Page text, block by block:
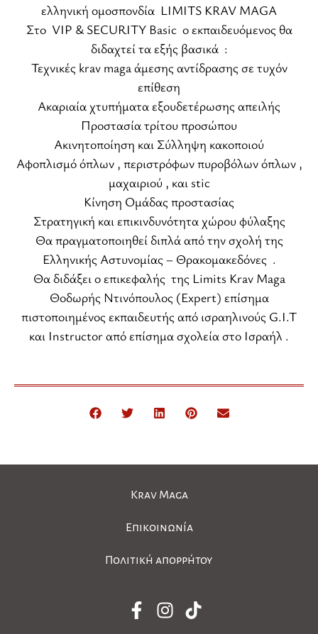
ελληνική ομοσπονδία LIMITS KRAV MAGA
Στο VIP & SECURITY Basic ο εκπαιδευόμενος θα
διδαχτεί τα εξής βασικά :
Τεχνικές krav maga άμεσης αντίδρασης σε τυχόν
επίθεση
Ακαριαία χτυπήματα εξουδετέρωσης απειλής
Προστασία τρίτου προσώπου
Ακινητοποίηση και Σύλληψη κακοποιού
Αφοπλισμό όπλων , περιστρόφων πυροβόλων όπλων ,
μαχαιριού , και stic
Κίνηση Ομάδας προστασίας
Στρατηγική και επικινδυνότητα χώρου φύλαξης
Θα πραγματοποιηθεί διπλά από την σχολή της
Ελληνικής Αστυνομίας – Θρακομακεδόνες .
Θα διδάξει ο επικεφαλής της Limits Krav Maga
Θοδωρής Ντινόπουλος (Expert) επίσημα
πιστοποιημένος εκπαιδευτής από ισραηλινούς G.I.T
και Instructor από επίσημα σχολεία στο Ισραήλ .
Krav Maga
Επικοινωνία
Πολιτική απορρήτου